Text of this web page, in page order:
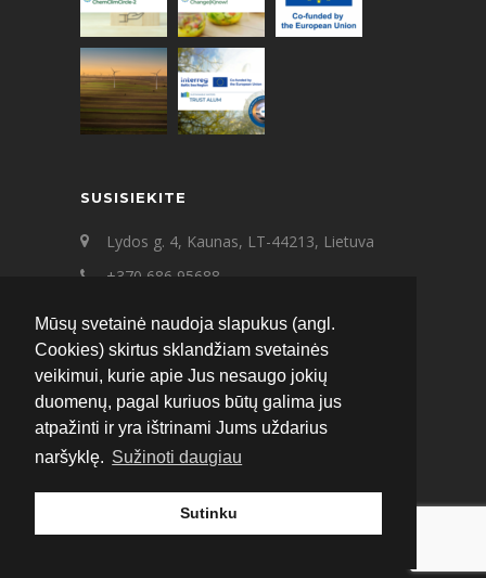
Mūsų svetainė naudoja slapukus (angl.
Cookies) skirtus sklandžiam svetainės
veikimui, kurie apie Jus nesaugo jokių
duomenų, pagal kuriuos būtų galima jus
atpažinti ir yra ištrinami Jums uždarius
naršyklę. Sužinoti daugiau
Sutinku
SUSISIEKITE
Lydos g. 4, Kaunas, LT-44213, Lietuva
+370 686 95688
ecat@ecat.lt
Facebook
Instagram
LinkedIn
© 2020 ECAT